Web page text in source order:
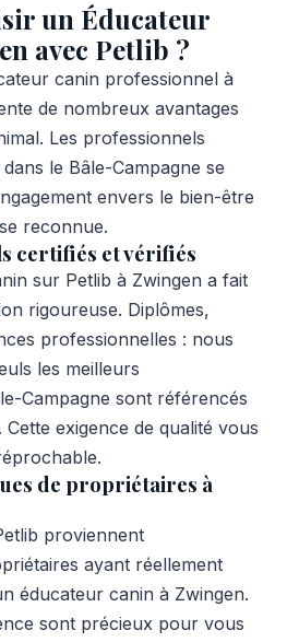
un Éducateur
avec Petlib ?
canin professionnel à
de nombreux avantages
Les professionnels
le Bâle-Campagne se
envers le bien-être
reconnue.
certifiés et vérifiés
sur Petlib à Zwingen a fait
rigoureuse. Diplômes,
professionnelles : nous
les meilleurs
Campagne sont référencés
exigence de qualité vous
de propriétaires à
proviennent
ayant réellement
éducateur canin à Zwingen.
sont précieux pour vous